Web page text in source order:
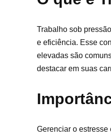
Trabalho sob
e eficiência. Esse
elevadas são
destacar em suas
Gerenciar o